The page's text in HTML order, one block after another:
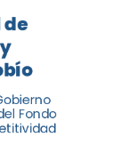
del
de
salud
Fondo